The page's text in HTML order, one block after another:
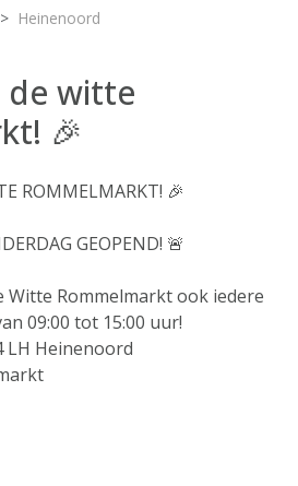
Heinenoord
de witte
🎉
ROMMELMARKT! 🎉
GEOPEND! 🚨
Witte Rommelmarkt ook iedere
09:00 tot 15:00 uur!
LH Heinenoord